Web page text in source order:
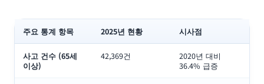
주요 통계 항목 2025년 현황 시사점
사고 건수 (65세
이상)
42,369건
2020년 대비
36.4% 급증